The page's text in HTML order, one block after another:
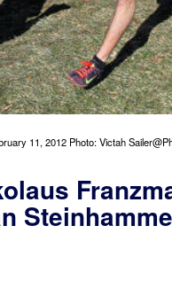
11, 2012 Photo: Victah